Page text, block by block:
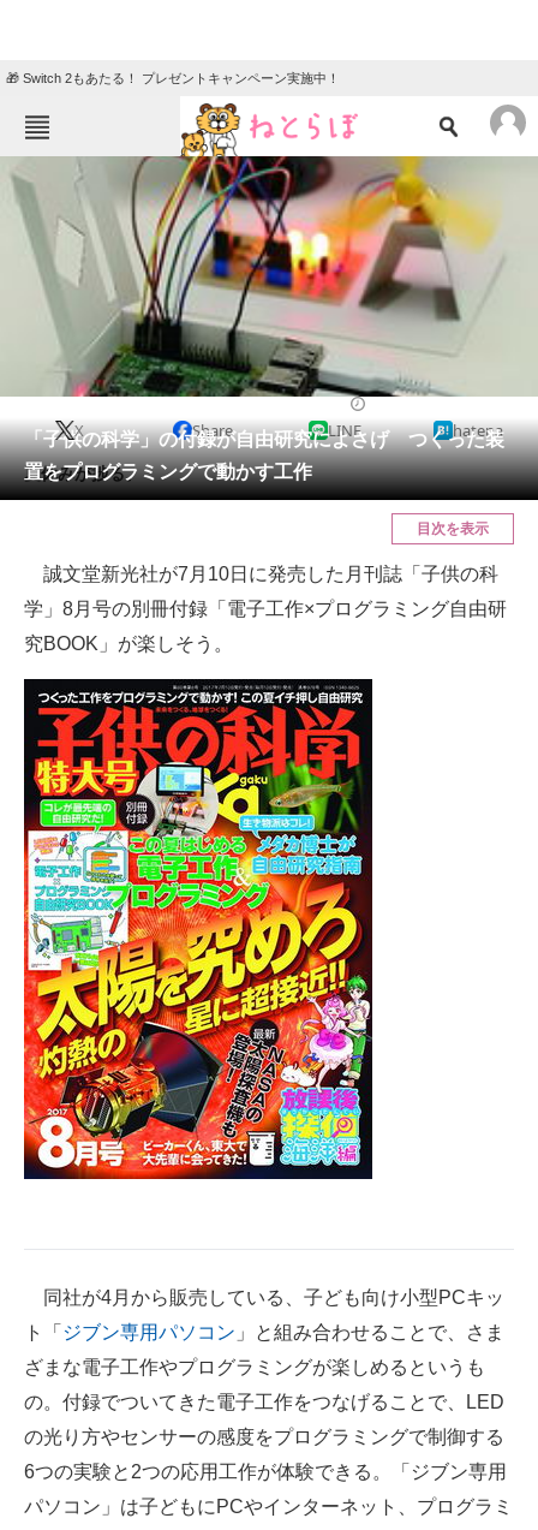
🎁 Switch 2もあたる！ プレゼントキャンペーン実施中！
ねとらぼメニュー
TOP ニュース
エンタメ クイズ
グルメ 地域
教育・育児
リサーチ
会員記事
メディア
ITの今と未来を見通す
スマホと通信の最新トレンド
進化するPCとデバイスの未来
好きが集まる 比べて選べる
ビジネスと働き方のヒント
AI活用のいまが分かる
企業ITのトレンドを詳説
経営リーダーのコミュニティ
マーケ×ITの今がよく分かる
ITエンジニア向け専門サイト
企業向けIT製品の総合サイト
IT製品の技術・比較・事例
エレクトロニクス専門サイト
電子設計の基本と応用
エネルギーの専門メディア
建設×テクノロジーの最前線
ちょっと気になるネットの話題
「子供の科学」の付録が自由研究によさげ つくった装
置をプログラミングで動かす工作
X Share LINE hatena
夏休みが捗る。
目次を表示
誠文堂新光社が7月10日に発売した月刊誌「子供の科
学」8月号の別冊付録「電子工作×プログラミング自由研
究BOOK」が楽しそう。
同社が4月から販売している、子ども向け小型PCキッ
ト「 ジブン専用パソコン 」と組み合わせることで、さま
ざまな電子工作やプログラミングが楽しめるというも
の。付録でついてきた電子工作をつなげることで、LED
の光り方やセンサーの感度をプログラミングで制御する
6つの実験と2つの応用工作が体験できる。「ジブン専用
パソコン」は子どもにPCやインターネット、プログラミ